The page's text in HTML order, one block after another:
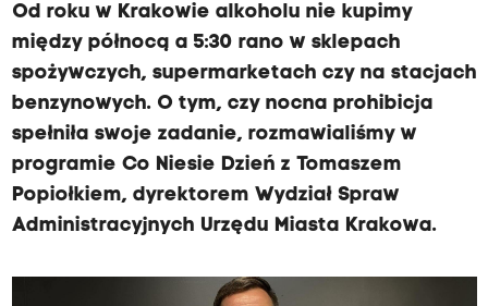
Od roku w Krakowie alkoholu nie kupimy
między północą a 5:30 rano w sklepach
spożywczych, supermarketach czy na stacjach
benzynowych. O tym, czy nocna prohibicja
spełniła swoje zadanie, rozmawialiśmy w
programie Co Niesie Dzień z Tomaszem
Popiołkiem, dyrektorem Wydział Spraw
Administracyjnych Urzędu Miasta Krakowa.